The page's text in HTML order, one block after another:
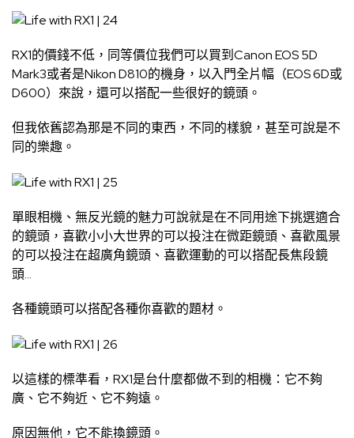
RX1的價錢不低，同等價位我們可以買到Canon EOS 5D
Mark3或者是Nikon D810的機身，以入門全片幅（EOS 6D或
D600）來說，還可以搭配一些很好的鏡頭。
但我依舊認為那是不同的東西，不同的樣貌，甚至可說是不
同的樂趣。
單眼相機、無反光鏡的魅力可說就是在不同用途下挑選適合
的鏡頭，喜歡小小大世界的可以投注在微距鏡頭、喜歡風景
的可以投注在超廣角鏡頭、喜歡運動的可以搭配長焦段鏡
頭…
各種鏡頭可以搭配各種你喜歡的題材。
以這樣的標準看，RX1是台什麼都做不到的相機：它不夠
廣、它不夠近、它不夠遠。
原因無他，它不能換鏡頭。